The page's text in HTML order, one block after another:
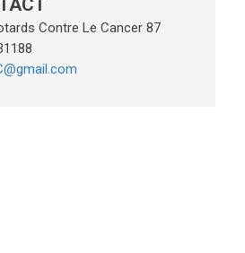
Contre Le Cancer 87